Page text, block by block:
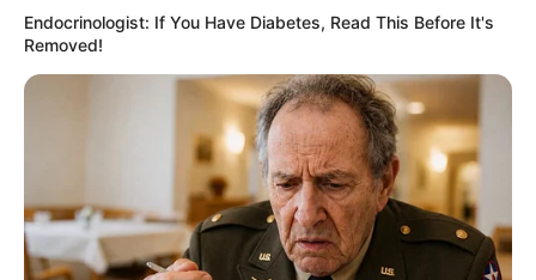
Endocrinologist: If You Have Diabetes, Read This Before It's
Removed!